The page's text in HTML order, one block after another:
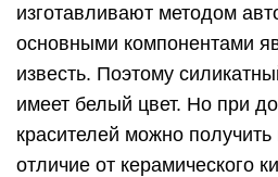
изготавливают методом
основными компонентами
известь. Поэтому
имеет белый цвет. Но при
красителей можно
отличие от керамического